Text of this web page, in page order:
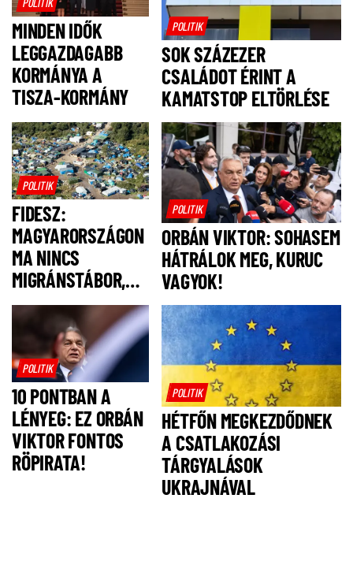
MINDEN IDŐK
LEGGAZDAGABB
KORMÁNYA A
TISZA-KORMÁNY
POLITIK
SOK SZÁZEZER
CSALÁDOT ÉRINT A
KAMATSTOP ELTÖRLÉSE
POLITIK
FIDESZ:
MAGYARORSZÁGON
MA NINCS
MIGRÁNSTÁBOR,
FELSZÓLÍTJUK
MAGYAR PÉTERT,
HOGY NE IS
LEGYEN!
POLITIK
ORBÁN VIKTOR: SOHASEM
HÁTRÁLOK MEG, KURUC
VAGYOK!
POLITIK
10 PONTBAN A
LÉNYEG: EZ ORBÁN
VIKTOR FONTOS
RÖPIRATA!
POLITIK
HÉTFŐN MEGKEZDŐDNEK
A CSATLAKOZÁSI
TÁRGYALÁSOK
UKRAJNÁVAL